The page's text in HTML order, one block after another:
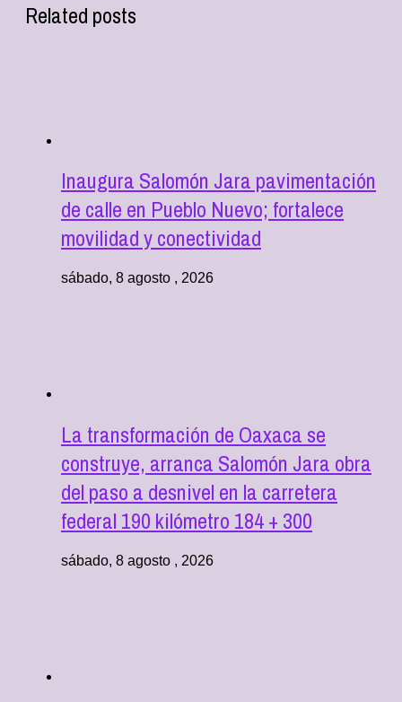
Related posts
Inaugura Salomón Jara pavimentación
de calle en Pueblo Nuevo; fortalece
movilidad y conectividad
sábado, 8 agosto , 2026
La transformación de Oaxaca se
construye, arranca Salomón Jara obra
del paso a desnivel en la carretera
federal 190 kilómetro 184 + 300
sábado, 8 agosto , 2026